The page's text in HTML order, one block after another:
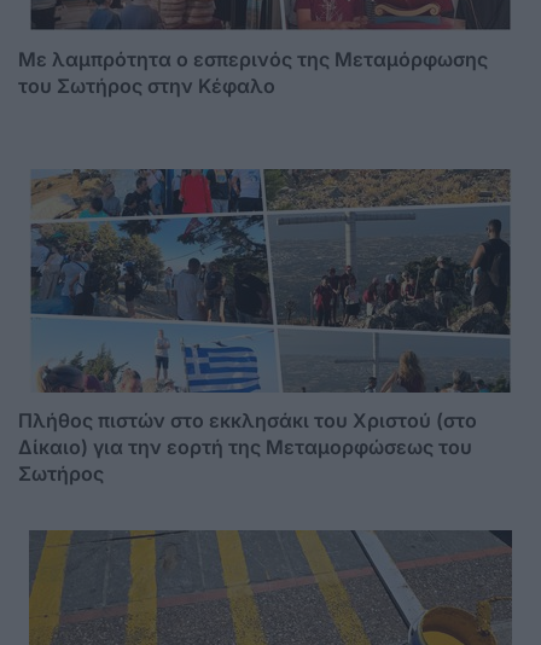
Με λαμπρότητα ο εσπερινός της Μεταμόρφωσης
του Σωτήρος στην Κέφαλο
Πλήθος πιστών στο εκκλησάκι του Χριστού (στο
Δίκαιο) για την εορτή της Μεταμορφώσεως του
Σωτήρος